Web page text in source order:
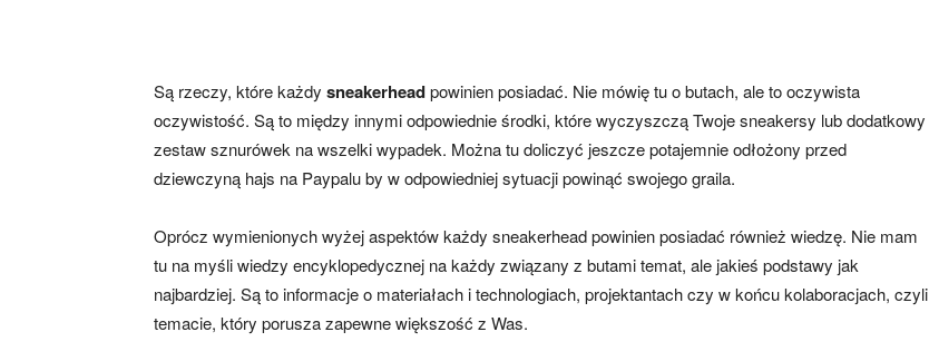
Są rzeczy, które każdy sneakerheadpowinien posiadać. Nie mówię tu o butach, ale to oczywista
oczywistość. Są to między innymi odpowiednie środki, które wyczyszczą Twoje sneakersy lub dodatkowy
zestaw sznurówek na wszelki wypadek. Można tu doliczyć jeszcze potajemnie odłożony przed
dziewczyną hajs na Paypalu by w odpowiedniej sytuacji powinąć swojego graila.
Oprócz wymienionych wyżej aspektów każdy sneakerhead powinien posiadać również wiedzę. Nie mam
tu na myśli wiedzy encyklopedycznej na każdy związany z butami temat, ale jakieś podstawy jak
najbardziej. Są to informacje o materiałach i technologiach, projektantach czy w końcu kolaboracjach, czyli
temacie, który porusza zapewne większość z Was.